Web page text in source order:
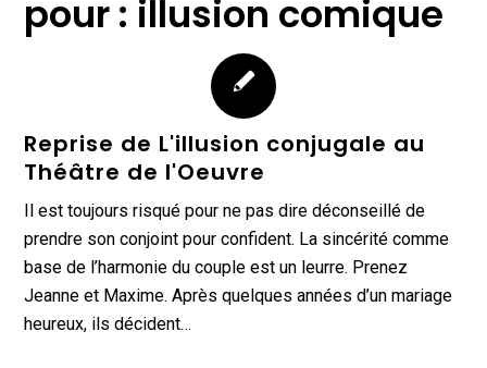
pour : illusion comique
Reprise de L'illusion conjugale au
Théâtre de l'Oeuvre
Il est toujours risqué pour ne pas dire déconseillé de
prendre son conjoint pour confident. La sincérité comme
base de l’harmonie du couple est un leurre. Prenez
Jeanne et Maxime. Après quelques années d’un mariage
heureux, ils décident…